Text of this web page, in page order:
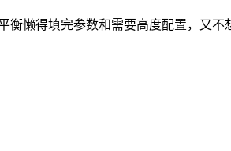
衡懒得填完参数和需要高度配置，又